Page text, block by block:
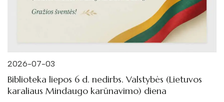
2026-07-03
Biblioteka liepos 6 d. nedirbs. Valstybės (Lietuvos
karaliaus Mindaugo karūnavimo) diena